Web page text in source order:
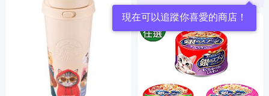
現在可以追蹤你喜愛的商店！